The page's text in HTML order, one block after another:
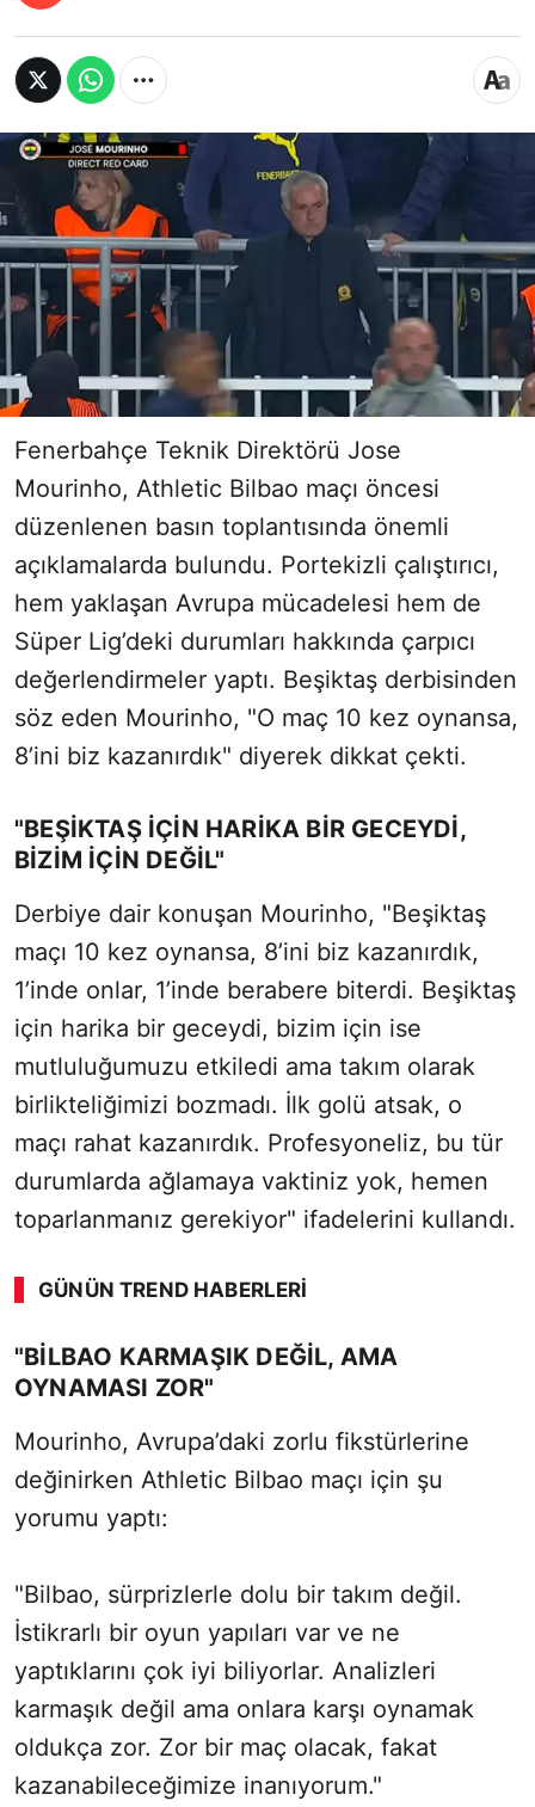
Fenerbahçe Teknik Direktörü Jose
Mourinho, Athletic Bilbao maçı öncesi
düzenlenen basın toplantısında önemli
açıklamalarda bulundu. Portekizli çalıştırıcı,
hem yaklaşan Avrupa mücadelesi hem de
Süper Lig’deki durumları hakkında çarpıcı
değerlendirmeler yaptı. Beşiktaş derbisinden
söz eden Mourinho, "O maç 10 kez oynansa,
8’ini biz kazanırdık" diyerek dikkat çekti.
"BEŞIKTAŞ İÇIN HARIKA BIR GECEYDI,
BIZIM İÇIN DEĞIL"
Derbiye dair konuşan Mourinho, "Beşiktaş
maçı 10 kez oynansa, 8’ini biz kazanırdık,
1’inde onlar, 1’inde berabere biterdi. Beşiktaş
için harika bir geceydi, bizim için ise
mutluluğumuzu etkiledi ama takım olarak
birlikteliğimizi bozmadı. İlk golü atsak, o
maçı rahat kazanırdık. Profesyoneliz, bu tür
durumlarda ağlamaya vaktiniz yok, hemen
toparlanmanız gerekiyor" ifadelerini kullandı.
GÜNÜN TREND HABERLERI
"BILBAO KARMAŞIK DEĞIL, AMA
OYNAMASI ZOR"
Mourinho, Avrupa’daki zorlu fikstürlerine
değinirken Athletic Bilbao maçı için şu
yorumu yaptı:
"Bilbao, sürprizlerle dolu bir takım değil.
İstikrarlı bir oyun yapıları var ve ne
yaptıklarını çok iyi biliyorlar. Analizleri
karmaşık değil ama onlara karşı oynamak
oldukça zor. Zor bir maç olacak, fakat
kazanabileceğimize inanıyorum."